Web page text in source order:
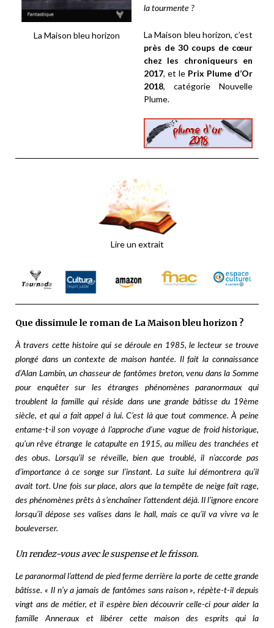
La Maison bleu horizon
la tourmente ?
La Maison bleu horizon, c’est
près de 30 coups de cœur
chez les chroniqueurs en
2017, et le Prix Plume d’Or
2018, catégorie Nouvelle
Plume.
Lire un extrait
Que dissimule le roman de La Maison bleu horizon ?
À travers cette histoire qui se déroule en 1985, le lecteur se trouve
plongé dans un contexte de maison hantée. Il fait la connaissance
d’Alan Lambin, un chasseur de fantômes breton, venu dans la Somme
pour enquêter sur les étranges phénomènes paranormaux qui
troublent la famille qui réside dans une grande bâtisse du 19ème
siècle, et qui a fait appel à lui. C’est là que tout commence. À peine
entame-t-il son voyage à l’approche d’une vague de froid historique,
qu’un rêve étrange le catapulte en 1915, au milieu des tranchées et
des obus. Lorsqu’il se réveille, bien que troublé, il n’accorde pas
d’importance à ce songe sur l’instant. La suite lui démontrera qu’il
avait tort. Une fois sur place, alors que la tempête de neige fait rage,
des phénomènes prêts à s’enchaîner l’attendent déjà. Il l’ignore encore
lorsqu’il dépose ses valises dans le hall, mais ce qu’il va vivre va le
bouleverser.
Un rendez-vous avec le suspense et le frisson.
Le paranormal l’attend de pied ferme derrière la porte de cette grande
bâtisse. « Il n’y a jamais de fantômes sans raison », répète-t-il depuis
vingt ans de métier, et il espère bien découvrir celle-ci pour aider la
famille Anneraux et libérer cette maison des esprits qui la